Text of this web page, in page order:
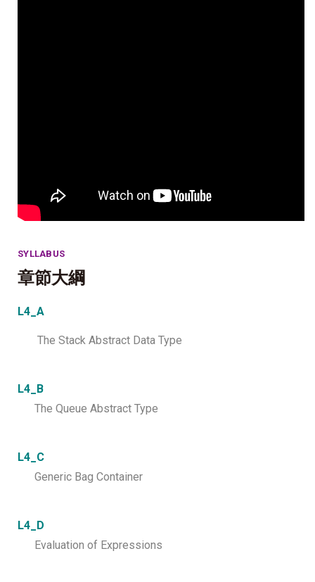
SYLLABUS
章節大綱
L4_A
The Stack Abstract Data Type
L4_B
The Queue Abstract Type
L4_C
Generic Bag Container
L4_D
Evaluation of Expressions